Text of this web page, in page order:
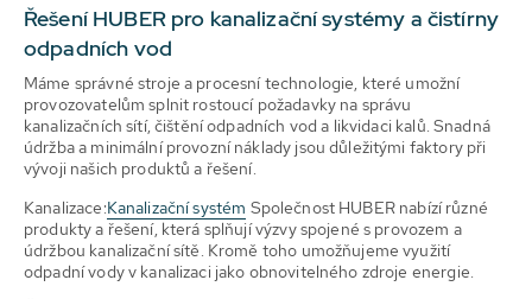
Řešení HUBER pro kanalizační systémy a čistírny
odpadních vod
Máme správné stroje a procesní technologie, které umožní
provozovatelům splnit rostoucí požadavky na správu
kanalizačních sítí, čištění odpadních vod a likvidaci kalů. Snadná
údržba a minimální provozní náklady jsou důležitými faktory při
vývoji našich produktů a řešení.
Kanalizace:Kanalizační systém Společnost HUBER nabízí různé
produkty a řešení, která splňují výzvy spojené s provozem a
údržbou kanalizační sítě. Kromě toho umožňujeme využití
odpadní vody v kanalizaci jako obnovitelného zdroje energie.